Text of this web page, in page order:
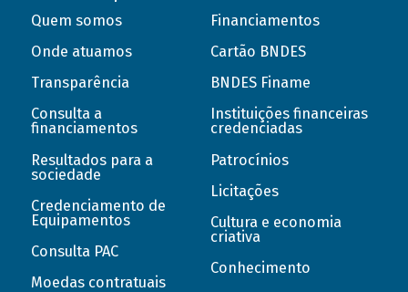
Quem somos
Onde atuamos
Transparência
Consulta a
financiamentos
Resultados para a
sociedade
Credenciamento de
Equipamentos
Consulta PAC
Moedas contratuais
Financiamentos
Cartão BNDES
BNDES Finame
Instituições financeiras
credenciadas
Patrocínios
Licitações
Cultura e economia
criativa
Conhecimento